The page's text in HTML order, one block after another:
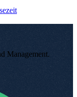
Management.